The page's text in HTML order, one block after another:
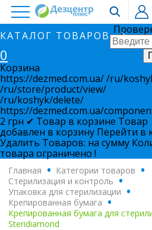
КАТАЛОГ ТОВАРОВ
0
Корзина
https://dezmed.com.ua//ru/
/ru/store/product/view/
/ru/koshyk/delete/
https://dezmed.com.ua/
2 грн ✔ Товар в корзине Товар
добавлен в корзину Перейти в
Удалить Товаров: на сумму
товара ограничено !
Главная . Категории товаров
.
Стерилизация и контроль
.
Упаковка для стерилизации
.
Крепированная бумага
.
Крепированная бумага для
Steridiamond